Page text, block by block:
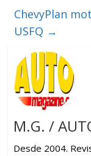
ChevyPlan
USFQ →
M.G. /
Desde 2004.